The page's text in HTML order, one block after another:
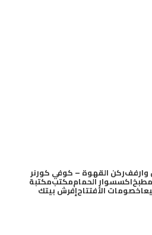
وارففركن القهوة – كوفي كورنر
اكسسوار الحماممكتبمكتبة
خصومات الأفتتاحإفرش بيتك